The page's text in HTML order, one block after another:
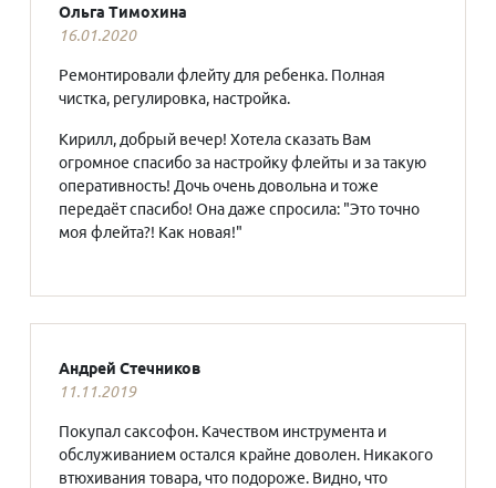
Ольга Тимохина
16.01.2020
Ремонтировали флейту для ребенка. Полная
чистка, регулировка, настройка.
Кирилл, добрый вечер! Хотела сказать Вам
огромное спасибо за настройку флейты и за такую
оперативность! Дочь очень довольна и тоже
передаёт спасибо! Она даже спросила: "Это точно
моя флейта?! Как новая!"
Андрей Стечников
11.11.2019
Покупал саксофон. Качеством инструмента и
обслуживанием остался крайне доволен. Никакого
втюхивания товара, что подороже. Видно, что